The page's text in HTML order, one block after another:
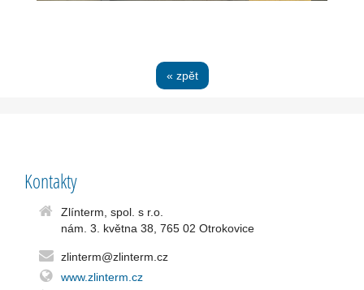
« zpět
Kontakty
Zlínterm, spol. s r.o.
nám. 3. května 38, 765 02 Otrokovice
zlinterm@zlinterm.cz
www.zlinterm.cz